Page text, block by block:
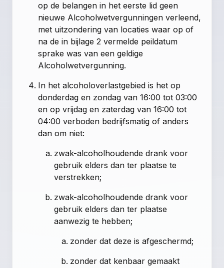
op de belangen in het eerste lid geen
nieuwe Alcoholwetvergunningen verleend,
met uitzondering van locaties waar op of
na de in bijlage 2 vermelde peildatum
sprake was van een geldige
Alcoholwetvergunning.
In het alcoholoverlastgebied is het op
donderdag en zondag van 16:00 tot 03:00
en op vrijdag en zaterdag van 16:00 tot
04:00 verboden bedrijfsmatig of anders
dan om niet:
zwak-alcoholhoudende drank voor
gebruik elders dan ter plaatse te
verstrekken;
zwak-alcoholhoudende drank voor
gebruik elders dan ter plaatse
aanwezig te hebben;
zonder dat deze is afgeschermd;
zonder dat kenbaar gemaakt